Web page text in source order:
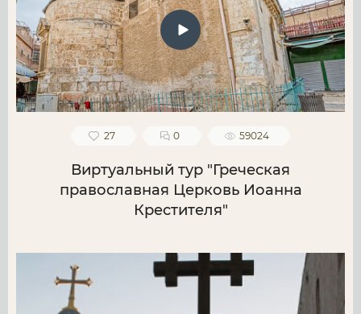
27 0 59024
Виртуальный тур "Греческая
православная Церковь Иоанна
Крестителя"